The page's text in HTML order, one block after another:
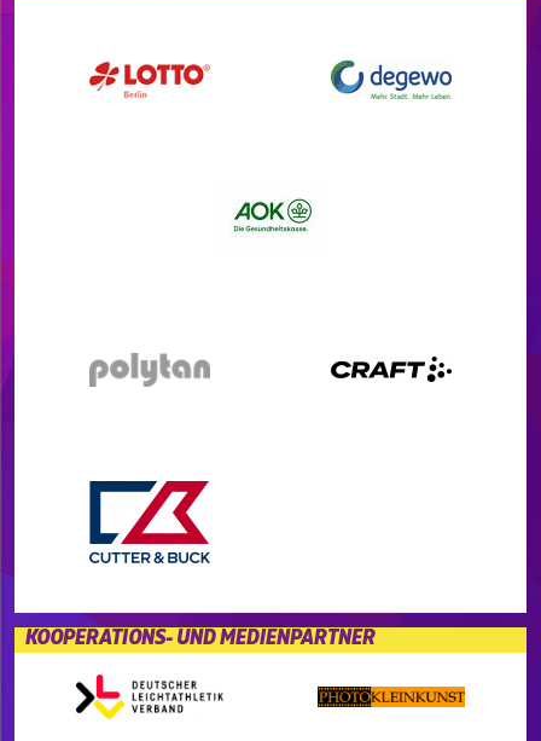
KOOPERATIONS- UND MEDIENPARTNER